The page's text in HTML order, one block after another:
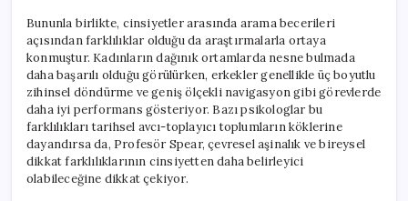
Bununla birlikte, cinsiyetler arasında arama becerileri
açısından farklılıklar olduğu da araştırmalarla ortaya
konmuştur. Kadınların dağınık ortamlarda nesne bulmada
daha başarılı olduğu görülürken, erkekler genellikle üç boyutlu
zihinsel döndürme ve geniş ölçekli navigasyon gibi görevlerde
daha iyi performans gösteriyor. Bazı psikologlar bu
farklılıkları tarihsel avcı-toplayıcı toplumların köklerine
dayandırsa da, Profesör Spear, çevresel aşinalık ve bireysel
dikkat farklılıklarının cinsiyetten daha belirleyici
olabileceğine dikkat çekiyor.